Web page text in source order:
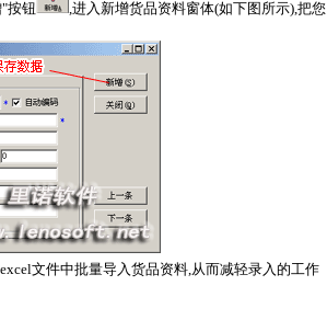
按钮
,进入新增货品资料窗体(如下图所示),把您
文件中批量导入货品资料,从而减轻录入的工作